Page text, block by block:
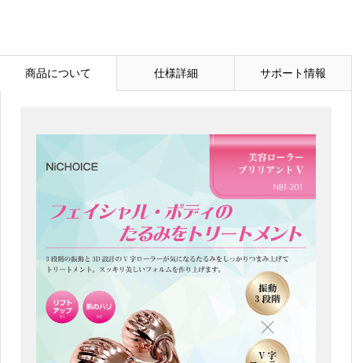
商品について 仕様詳細 サポート情報